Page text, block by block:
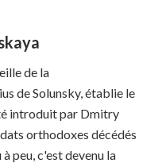
de la
de Solunsky, établie le
introduit par Dmitry
orthodoxes décédés
peu, c'est devenu la